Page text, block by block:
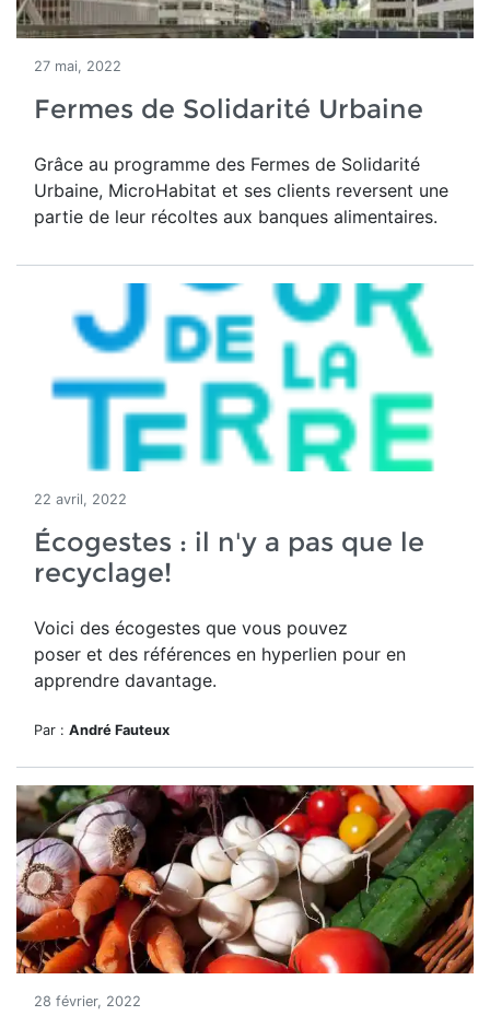
27 mai, 2022
Fermes de Solidarité Urbaine
Grâce au programme des Fermes de Solidarité
Urbaine, MicroHabitat et ses clients reversent une
partie de leur récoltes aux banques alimentaires.
22 avril, 2022
Écogestes : il n'y a pas que le
recyclage!
Voici des écogestes que vous pouvez
poser et des références en hyperlien pour en
apprendre davantage.
Par : André Fauteux
28 février, 2022